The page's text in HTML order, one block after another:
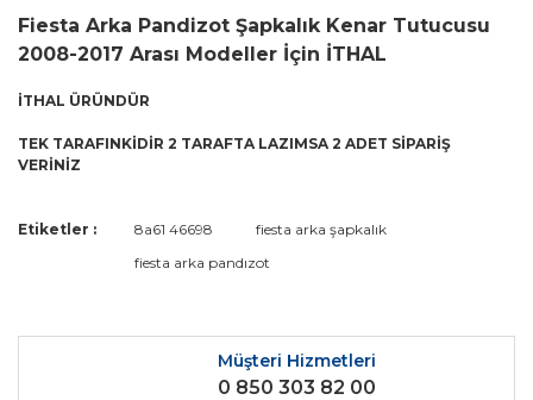
Fiesta Arka Pandizot Şapkalık Kenar Tutucusu
2008-2017 Arası Modeller İçin İTHAL
İTHAL ÜRÜNDÜR
TEK TARAFINKİDİR 2 TARAFTA LAZIMSA 2 ADET SİPARİŞ
VERİNİZ
Bu ürüne ilk yorumu siz yapın!
Yorum Yaz
Bu ürünün fiyat bilgisi, resim, ürün açıklamalarında ve diğer
kullanarak tarafımıza iletebilirsiniz.
Ürün resmi kalitesiz, bozuk veya görüntülenemiyor.
Ürün açıklamasında eksik bilgiler bulunuyor.
Etiketler : 8a61 46698
fiesta arka şapkalık
fiesta arka pandızot
Müşteri Hizmetleri
0 850 303 82 00